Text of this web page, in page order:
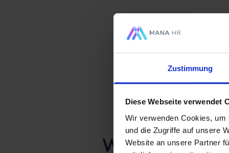
Zustimmung
Diese Webseite verwendet
Wir verwenden Cookies,
und die Zugriffe auf unsere
Website an unsere Partner
Zersplitterte
Unklare Erwartungen
Verzögerungen im
Warum führt